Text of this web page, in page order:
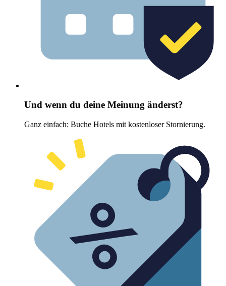
Und wenn du deine Meinung änderst?
Ganz einfach: Buche Hotels mit kostenloser Stornierung.